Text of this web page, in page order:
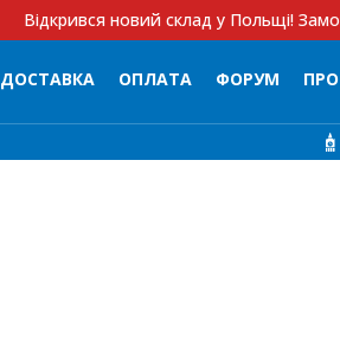
Відкрився новий склад у Польщі!
ДОСТАВКА ОПЛАТА ФОРУМ